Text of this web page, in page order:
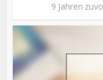
9 Jahren